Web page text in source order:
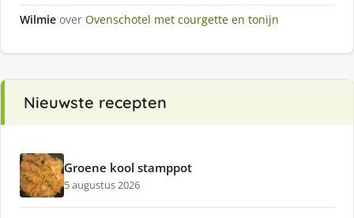
Wilmie over Ovenschotel met courgette en tonijn
Nieuwste recepten
Groene kool stamppot
5 augustus 2026